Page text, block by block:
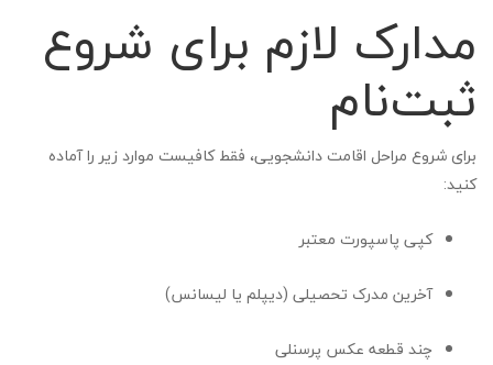
مدارک لازم برای شروع
ثبت‌نام
برای شروع مراحل اقامت دانشجویی، فقط کافیست موارد زیر را آماده
کنید:
کپی پاسپورت معتبر
آخرین مدرک تحصیلی (دیپلم یا لیسانس)
چند قطعه عکس پرسنلی